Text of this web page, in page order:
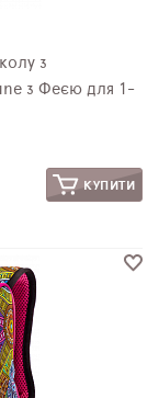
з
з Феєю для 1-
КУПИТИ